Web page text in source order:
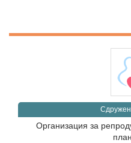
Организация за